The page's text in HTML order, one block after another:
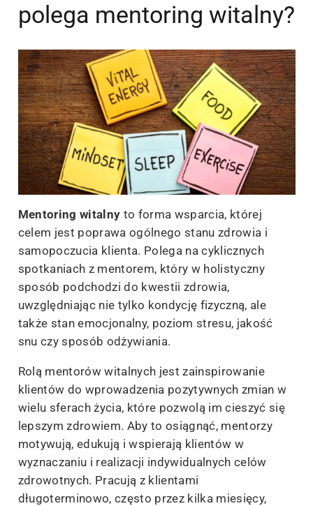
polega mentoring witalny?
Mentoring witalny to forma wsparcia, której
celem jest poprawa ogólnego stanu zdrowia i
samopoczucia klienta. Polega na cyklicznych
spotkaniach z mentorem, który w holistyczny
sposób podchodzi do kwestii zdrowia,
uwzględniając nie tylko kondycję fizyczną, ale
także stan emocjonalny, poziom stresu, jakość
snu czy sposób odżywiania.
Rolą mentorów witalnych jest zainspirowanie
klientów do wprowadzenia pozytywnych zmian w
wielu sferach życia, które pozwolą im cieszyć się
lepszym zdrowiem. Aby to osiągnąć, mentorzy
motywują, edukują i wspierają klientów w
wyznaczaniu i realizacji indywidualnych celów
zdrowotnych. Pracują z klientami
długoterminowo, często przez kilka miesięcy,